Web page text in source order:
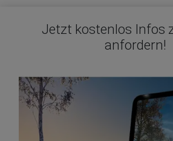
Jetzt kostenlos Infos
anfordern!